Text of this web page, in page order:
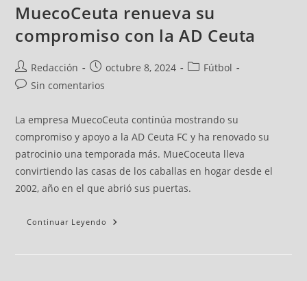
MuecoCeuta renueva su
compromiso con la AD Ceuta
Redacción octubre 8, 2024
Fútbol
Sin comentarios
La empresa MuecoCeuta continúa mostrando su
compromiso y apoyo a la AD Ceuta FC y ha renovado su
patrocinio una temporada más. MueCoceuta lleva
convirtiendo las casas de los caballas en hogar desde el
2002, año en el que abrió sus puertas.
Continuar Leyendo